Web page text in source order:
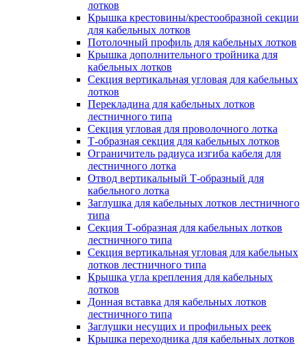
лотков
Крышка крестовины/крестообразной секции
для кабельных лотков
Потолочный профиль для кабельных лотков
Крышка дополнительного тройника для
кабельных лотков
Секция вертикальная угловая для кабельных
лотков
Перекладина для кабельных лотков
лестничного типа
Секция угловая для проволочного лотка
Т-образная секция для кабельных лотков
Ограничитель радиуса изгиба кабеля для
лестничного лотка
Отвод вертикальный Т-образный для
кабельного лотка
Заглушка для кабельных лотков лестничного
типа
Секция Т-образная для кабельных лотков
лестничного типа
Секция вертикальная угловая для кабельных
лотков лестничного типа
Крышка угла крепления для кабельных
лотков
Донная вставка для кабельных лотков
лестничного типа
Заглушки несущих и профильных реек
Крышка переходника для кабельных лотков